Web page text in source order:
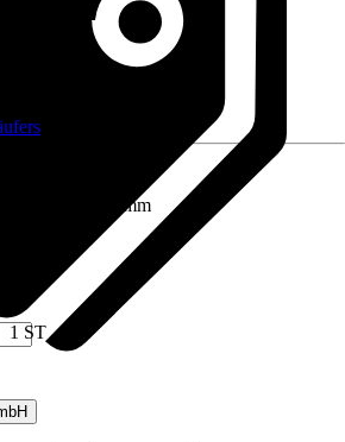
bis)
8 mm - 8 mm
1 ST